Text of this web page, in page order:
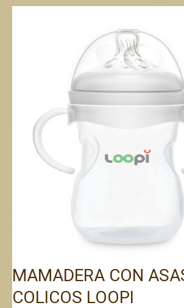
Bebes
MAMADERA CON
COLICOS LOOPI